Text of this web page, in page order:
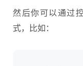
然后你可以通过
式，比如：